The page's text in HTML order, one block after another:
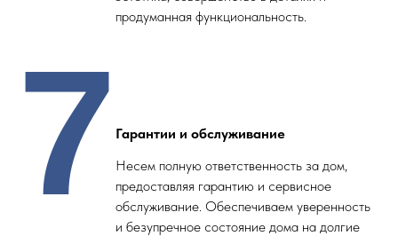
продуманная функциональность.
Гарантии и обслуживание
Несем полную ответственность за дом,
предоставляя гарантию и сервисное
обслуживание. Обеспечиваем уверенность
и безупречное состояние дома на долгие
7